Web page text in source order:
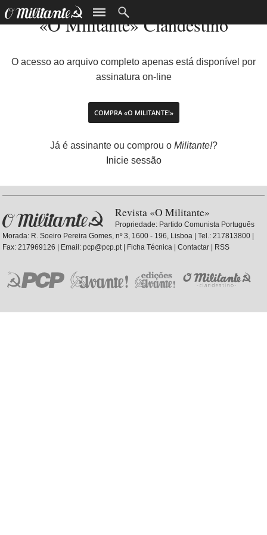
«O Militante» Clandestino
O acesso ao arquivo completo apenas está disponível por
assinatura on-line
COMPRA «O MILITANTE!»
Já é assinante ou comprou o Militante!?
Inicie sessão
Revista «O Militante»
Propriedade: Partido Comunista Português
Morada: R. Soeiro Pereira Gomes, nº 3, 1600 - 196, Lisboa | Tel.: 217813800 |
Fax: 217969126 | Email: pcp@pcp.pt |
Ficha Técnica |Contactar RSS